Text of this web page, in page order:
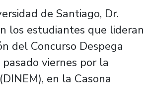
de Santiago, Dr.
los estudiantes que lideran
del Concurso Despega
viernes por la
en la Casona